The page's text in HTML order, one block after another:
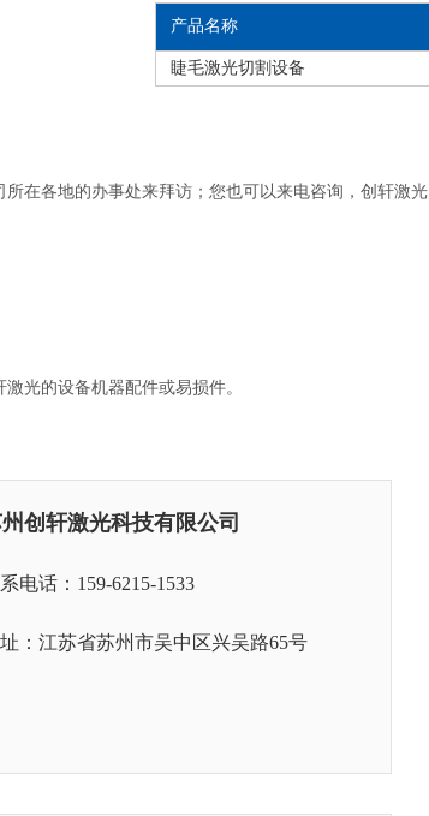
产品名称
睫毛激光切割设备
在各地的办事处来拜访；您也可以来电咨询，创轩激
光的设备机器配件或易损件。
创轩激光科技有限公司
电话：159-6215-1533
：江苏省苏州市吴中区兴吴路65号